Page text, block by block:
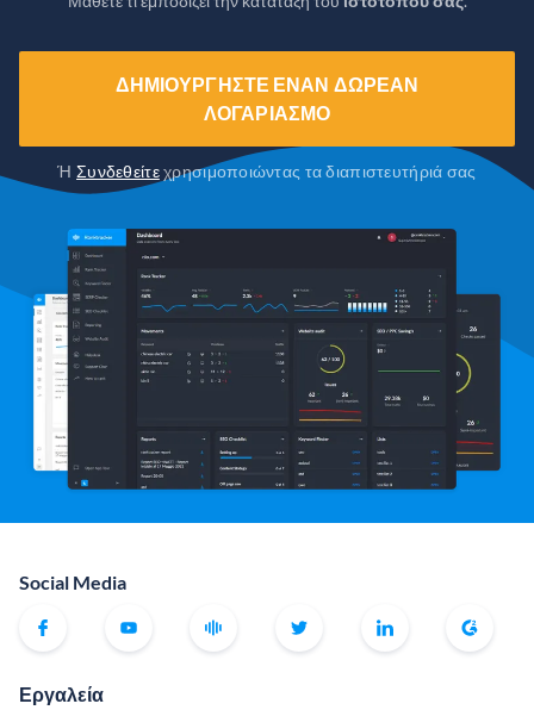
ΔΗΜΙΟΥΡΓΉΣΤΕ ΈΝΑΝ ΔΩΡΕΆΝ
ΛΟΓΑΡΙΑΣΜΌ
ΉΣυνδεθείτεχρησιμοποιώντας τα διαπιστευτήριά σας
Social Media
Εργαλεία